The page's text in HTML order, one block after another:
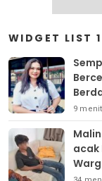
WIDGET LIST 1
9
acak